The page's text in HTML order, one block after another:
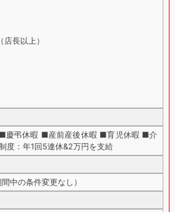
長以上）
弔休暇 ■産前産後休暇 ■育児休暇 ■介
度：年1回5連休&2万円を支給
中の条件変更なし）